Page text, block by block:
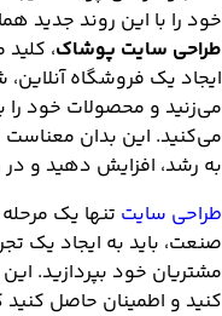
خود را با این روند جدید
طراحی سایت پوشاک،
ایجاد یک فروشگاه
می‌زنید و محصولات خود
می‌کنید. این بدان معناست
به رشد، افزایش دهید و در
طراحی سایت تنها یک
صنعت، باید به ایجاد یک
مشتریان خود بپردازید.
کنید و اطمینان حاصل